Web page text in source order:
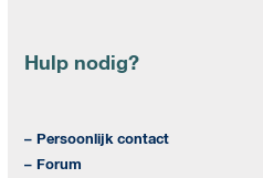
Hulp nodig?
– Persoonlijk contact
– Forum